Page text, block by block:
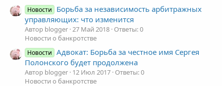
Новости
Борьба за независимость арбитражных
управляющих: что изменится
Автор blogger 27 Май 2018 Ответы: 0
Новости о банкротстве
Новости
Адвокат: Борьба за честное имя Сергея
Полонского будет продолжена
Автор blogger 12 Июл 2017 Ответы: 0
Новости о банкротстве